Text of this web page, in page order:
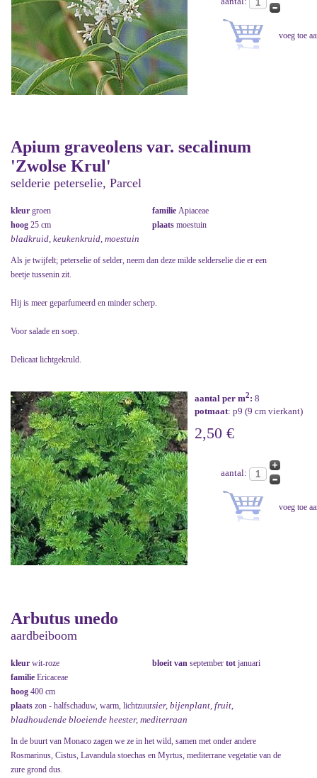
Apium graveolens var. secalinum
'Zwolse Krul'
selderie peterselie, Parcel
kleur groen familie Apiaceae
hoog 25 cm plaats moestuin
bladkruid, keukenkruid, moestuin
Als je twijfelt; peterselie of selder, neem dan deze milde selderselie die er een
beetje tussenin zit.
Hij is meer geparfumeerd en minder scherp.
Voor salade en soep.
Delicaat lichtgekruld.
aantal per m2: 8
potmaat: p9 (9 cm vierkant)
2,50 €
aantal:
Arbutus unedo
aardbeiboom
kleur wit-roze bloeit van september tot januari
familie Ericaceae
hoog 400 cm
plaats zon - halfschaduw, warm, lichtzuursier, bijenplant, fruit,
bladhoudende bloeiende heester, mediterraan
In de buurt van Monaco zagen we ze in het wild, samen met onder andere
Rosmarinus, Cistus, Lavandula stoechas en Myrtus, mediterrane vegetatie van de
zure grond dus.